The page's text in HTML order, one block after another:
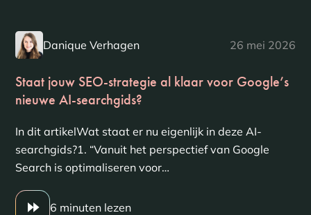
Danique Verhagen 26 mei 2026
Staat jouw SEO-strategie al klaar voor Google’s
nieuwe AI-searchgids?
In dit artikelWat staat er nu eigenlijk in deze AI-
searchgids?1. “Vanuit het perspectief van Google
Search is optimaliseren voor…
6 minuten lezen